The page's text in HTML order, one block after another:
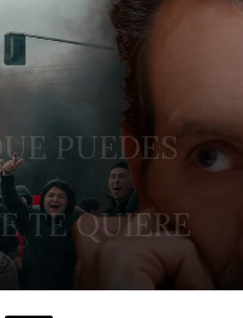
PUEDES
TE QUIERE